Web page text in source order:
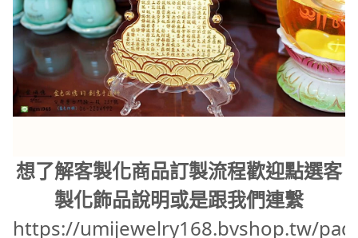
想了解客製化商品訂製流程歡迎點選客
製化飾品說明或是跟我們連繫
https://umijewelry168.bvshop.tw/